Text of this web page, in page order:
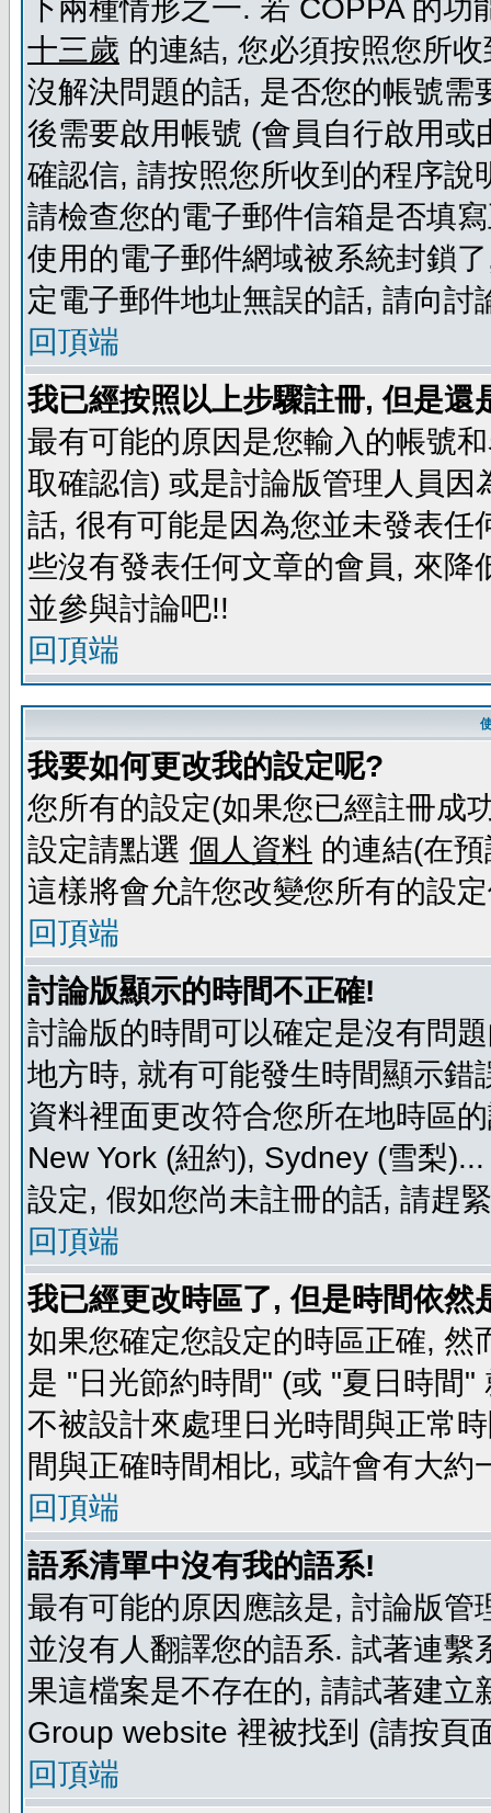
下兩種情形之一. 若 COPPA 的
十三歲 的連結, 您必須按照您所
沒解決問題的話, 是否您的帳號
後需要啟用帳號 (會員自行啟用
確認信, 請按照您所收到的程序
請檢查您的電子郵件信箱是否填
使用的電子郵件網域被系統封鎖
定電子郵件地址無誤的話, 請向
回頂端
我已經按照以上步驟註冊, 但是還
最有可能的原因是您輸入的帳號
取確認信) 或是討論版管理人員
話, 很有可能是因為您並未發表
些沒有發表任何文章的會員, 來
並參與討論吧!!
回頂端
我要如何更改我的設定呢?
您所有的設定(如果您已經註冊成
設定請點選 個人資料 的連結(在
這樣將會允許您改變您所有的設
回頂端
討論版顯示的時間不正確!
討論版的時間可以確定是沒有問
地方時, 就有可能發生時間顯示
資料裡面更改符合您所在地時區
New York (紐約), Sydney (雪梨
設定, 假如您尚未註冊的話, 請趕
回頂端
我已經更改時區了, 但是時間依然
如果您確定您設定的時區正確,
是 "日光節約時間" (或 "夏日時間
不被設計來處理日光時間與正常
間與正確時間相比, 或許會有大約
回頂端
語系清單中沒有我的語系!
最有可能的原因應該是, 討論版
並沒有人翻譯您的語系. 試著連
果這檔案是不存在的, 請試著建
Group website 裡被找到 (請按頁
回頂端